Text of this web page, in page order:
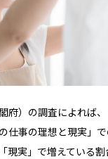
府）の調査によれば
仕事の理想と現実」
現実」で増えている